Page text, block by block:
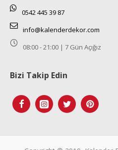
0542 445 39 87
info@kalenderdekor.com
08:00 - 21:00 | 7 Gün Açığız
Bizi Takip Edin